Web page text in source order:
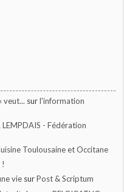
veut... surl'information
LEMPDAIS - Fédération
Toulousaine et Occitane
!
vie surPost & Scriptum